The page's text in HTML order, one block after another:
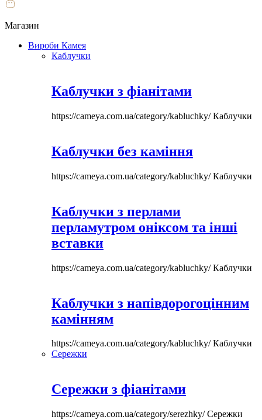
Магазин
Вироби Камея
Каблучки
Каблучки з фіанітами
https://cameya.com.ua/category/kabluchky/Каблучки
Каблучки без каміння
https://cameya.com.ua/category/kabluchky/Каблучки
Каблучки з перлами
перламутром оніксом та інші
вставки
https://cameya.com.ua/category/kabluchky/Каблучки
Каблучки з напівдорогоцінним
камінням
https://cameya.com.ua/category/kabluchky/Каблучки
Сережки
Сережки з фіанітами
https://cameya.com.ua/category/serezhky/Сережки